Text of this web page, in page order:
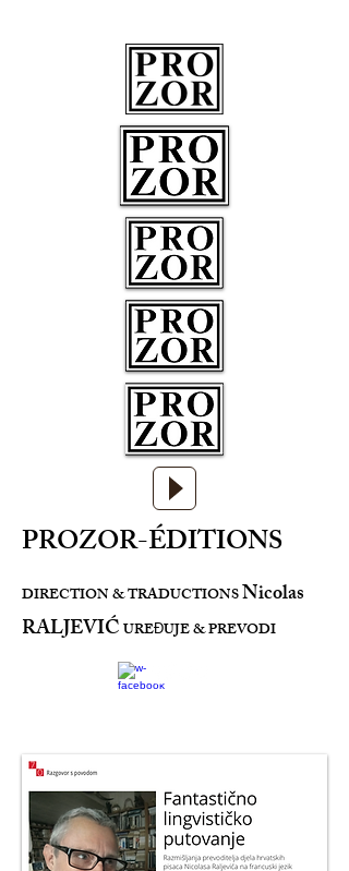
PROZOR-ÉDITIONS
DIRECTION & TRADUCTIONSNicolas
RALJEVIĆUREĐUJE & PREVODI